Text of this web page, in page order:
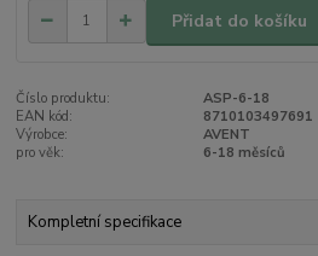
Přidat do košíku
Číslo produktu:
ASP-6-18
EAN kód:
8710103497691
Výrobce:
AVENT
pro věk:
6-18 měsíců
Kompletní specifikace